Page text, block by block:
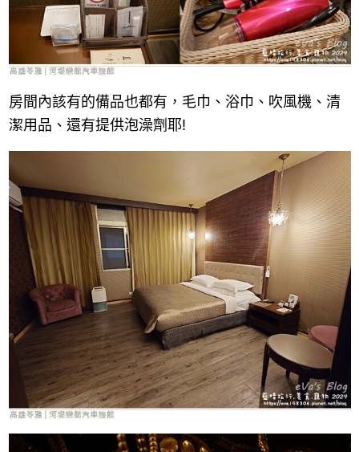
房間內該有的備品也都有，毛巾、浴巾、吹風機、清
潔用品、還有提供泡澡劑耶!